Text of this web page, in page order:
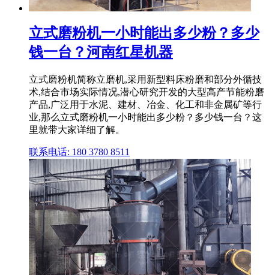
立式磨粉机一小时能出多少粉？多少
钱一台？河南红星机器
立式磨粉机简称立磨机,采用新型料床粉磨和部分外循技
术,结合市场实际情况,潜心研究开发的大型高产节能粉磨
产品,广泛用于水泥、建材、冶金、化工和非金属矿等行
业,那么立式磨粉机一小时能出多少粉？多少钱一台？这
里就带大家详细了解。
联系电话: 180 3780 8511